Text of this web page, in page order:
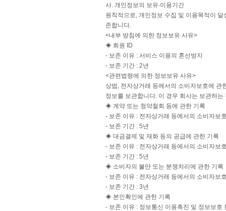
사. 개인정보의 보유∙이용기간
원칙적으로, 개인정보 수집 및 이용목적이
존합니다.
<내부 방침에 의한 정보보유 사유>
◈ 회원 ID
- 보존 이유 : 서비스 이용의 혼선방지
- 보존 기간 : 2년
<관련법령에 의한 정보보유 사유>
상법, 전자상거래 등에서의 소비자보호에 관
정보를 보관합니다. 이 경우 회사는 보관하
◈ 계약 또는 청약철회 등에 관한 기록
- 보존 이유 : 전자상거래 등에서의 소비자보
- 보존 기간 : 5년
◈ 대금결제 및 재화 등의 공급에 관한 기록
- 보존 이유 : 전자상거래 등에서의 소비자보
- 보존 기간 : 5년
◈ 소비자의 불만 또는 분쟁처리에 관한 기록
- 보존 이유 : 전자상거래 등에서의 소비자보
- 보존 기간 : 3년
◈ 본인확인에 관한 기록
- 보존 이유 : 정보통신 이용촉진 및 정보보호